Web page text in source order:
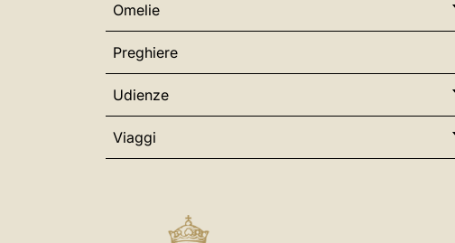
Omelie
Preghiere
Udienze
Viaggi